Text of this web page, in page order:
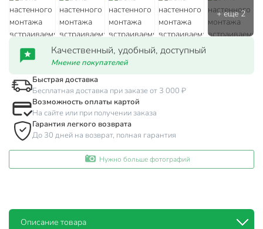
Качественный, удобный, доступный
Мнение покупателей
Быстрая доставка
Бесплатная доставка при заказе от 3 000 ₽
Возможность оплаты картой
На сайте или при получении заказа
Гарантия легкого возврата
До 30 дней на возврат, полная гарантия
Нужно больше фотографий
Описание товара